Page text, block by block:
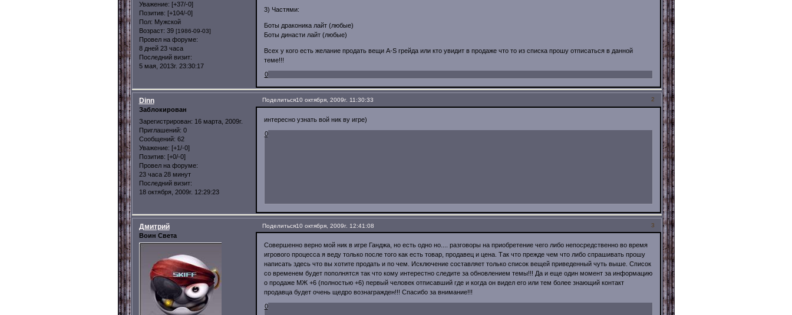
Уважение: [+37/-0]
Позитив: [+104/-0]
Пол: Мужской
Возраст: 39 [1986-09-03]
Провел на форуме:
8 дней 23 часа
Последний визит:
5 мая, 2013г. 23:30:17
3) Частями:
Боты драконика лайт (любые)
Боты династи лайт (любые)
Всех у кого есть желание продать вещи А-S грейда или кто увидит в продаже что то из списка прошу отписаться в данной
теме!!!
0
Поделиться 2
10 октября, 2009г. 11:30:33
Dinn
Заблокирован
Зарегистрирован: 16 марта, 2009г.
Приглашений: 0
Сообщений: 62
Уважение: [+1/-0]
Позитив: [+0/-0]
Провел на форуме:
23 часа 28 минут
Последний визит:
18 октября, 2009г. 12:29:23
интересно узнать вой ник ву игре)
0
Поделиться 3
10 октября, 2009г. 12:41:08
Дмитрий
Воин Света
Совершенно верно мой ник в игре Ганджа, но есть одно но.... разговоры на приобретение чего либо непосредственно во время
игрового процесса я веду только после того как есть товар, продавец и цена. Так что прежде чем что либо спрашивать прошу
написать здесь что вы хотите продать и по чем. Исключение составляет только список вещей приведенный чуть выше. Список
со временем будет пополнятся так что кому интерестно следите за обновлением темы!!! Да и еще один момент за информацию
о продаже МЖ +6 (полностью +6) первый человек отписавший где и когда он видел его или тем более знающий контакт
продавца будет очень щедро вознагражден!!! Спасибо за внимание!!!
0